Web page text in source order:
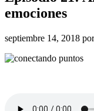
emociones
septiembre 14, 2018